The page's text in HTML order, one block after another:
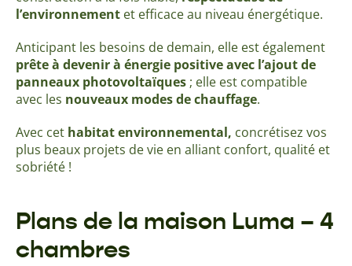
l’environnement et efficace au niveau énergétique.
Anticipant les besoins de demain, elle est également
prête à devenir à énergie positive avec l’ajout de
panneaux photovoltaïques ; elle est compatible
avec les nouveaux modes de chauffage.
Avec cet habitat environnemental, concrétisez vos
plus beaux projets de vie en alliant confort, qualité et
sobriété !
Plans de la maison Luma – 4
chambres